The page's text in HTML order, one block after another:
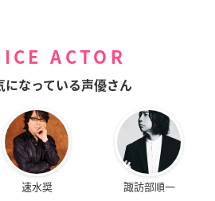
ACTOR
になっている声優さん
速水奨 諏訪部順一